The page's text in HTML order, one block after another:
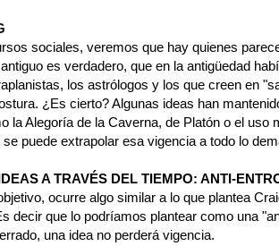
sociales, veremos que hay quienes
es verdadero, que en la antigüedad
los astrólogos y los que creen en
¿Es cierto? Algunas ideas han
la Alegoría de la Caverna, de Platón o el uso
puede extrapolar esa vigencia a todo lo
A TRAVÉS DEL TIEMPO: ANTI-
ocurre algo similar a lo que plantea
decir que lo podríamos plantear como una
una idea no perderá vigencia.